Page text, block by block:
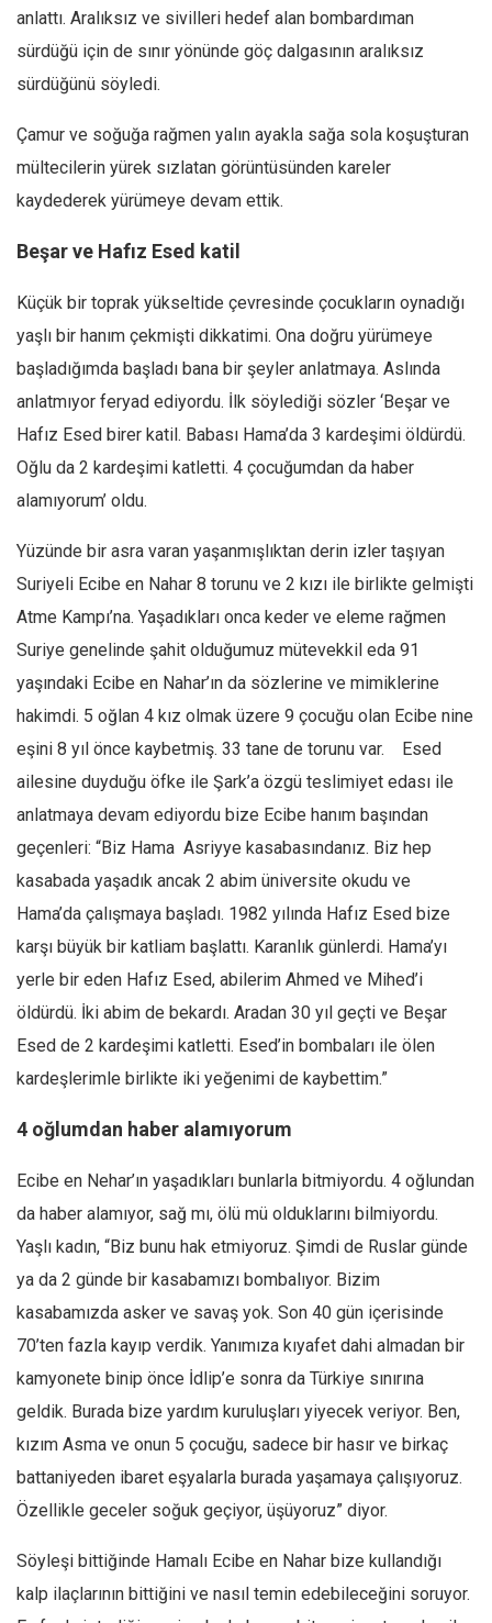
anlattı. Aralıksız ve sivilleri hedef alan bombardıman
sürdüğü için de sınır yönünde göç dalgasının aralıksız
sürdüğünü söyledi.
Çamur ve soğuğa rağmen yalın ayakla sağa sola koşuşturan
mültecilerin yürek sızlatan görüntüsünden kareler
kaydederek yürümeye devam ettik.
Beşar ve Hafız Esed katil
Küçük bir toprak yükseltide çevresinde çocukların oynadığı
yaşlı bir hanım çekmişti dikkatimi. Ona doğru yürümeye
başladığımda başladı bana bir şeyler anlatmaya. Aslında
anlatmıyor feryad ediyordu. İlk söylediği sözler ‘Beşar ve
Hafız Esed birer katil. Babası Hama’da 3 kardeşimi öldürdü.
Oğlu da 2 kardeşimi katletti. 4 çocuğumdan da haber
alamıyorum’ oldu.
Yüzünde bir asra varan yaşanmışlıktan derin izler taşıyan
Suriyeli Ecibe en Nahar 8 torunu ve 2 kızı ile birlikte gelmişti
Atme Kampı’na. Yaşadıkları onca keder ve eleme rağmen
Suriye genelinde şahit olduğumuz mütevekkil eda 91
yaşındaki Ecibe en Nahar’ın da sözlerine ve mimiklerine
hakimdi. 5 oğlan 4 kız olmak üzere 9 çocuğu olan Ecibe nine
eşini 8 yıl önce kaybetmiş. 33 tane de torunu var. Esed
ailesine duyduğu öfke ile Şark’a özgü teslimiyet edası ile
anlatmaya devam ediyordu bize Ecibe hanım başından
geçenleri: “Biz Hama Asriyye kasabasındanız. Biz hep
kasabada yaşadık ancak 2 abim üniversite okudu ve
Hama’da çalışmaya başladı. 1982 yılında Hafız Esed bize
karşı büyük bir katliam başlattı. Karanlık günlerdi. Hama’yı
yerle bir eden Hafız Esed, abilerim Ahmed ve Mihed’i
öldürdü. İki abim de bekardı. Aradan 30 yıl geçti ve Beşar
Esed de 2 kardeşimi katletti. Esed’in bombaları ile ölen
kardeşlerimle birlikte iki yeğenimi de kaybettim.”
4 oğlumdan haber alamıyorum
Ecibe en Nehar’ın yaşadıkları bunlarla bitmiyordu. 4 oğlundan
da haber alamıyor, sağ mı, ölü mü olduklarını bilmiyordu.
Yaşlı kadın, “Biz bunu hak etmiyoruz. Şimdi de Ruslar günde
ya da 2 günde bir kasabamızı bombalıyor. Bizim
kasabamızda asker ve savaş yok. Son 40 gün içerisinde
70’ten fazla kayıp verdik. Yanımıza kıyafet dahi almadan bir
kamyonete binip önce İdlip’e sonra da Türkiye sınırına
geldik. Burada bize yardım kuruluşları yiyecek veriyor. Ben,
kızım Asma ve onun 5 çocuğu, sadece bir hasır ve birkaç
battaniyeden ibaret eşyalarla burada yaşamaya çalışıyoruz.
Özellikle geceler soğuk geçiyor, üşüyoruz” diyor.
Söyleşi bittiğinde Hamalı Ecibe en Nahar bize kullandığı
kalp ilaçlarının bittiğini ve nasıl temin edebileceğini soruyor.